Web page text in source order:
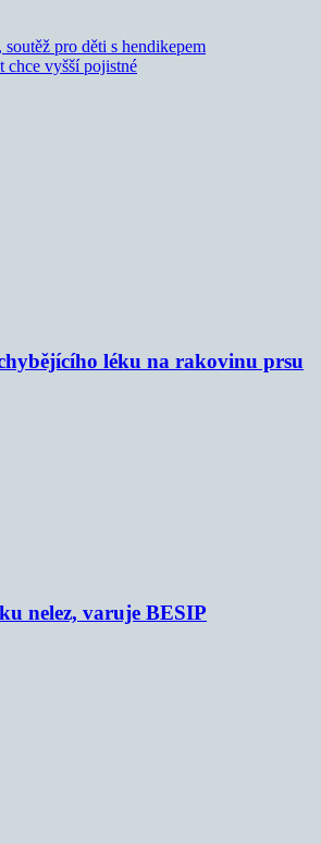
pro děti s hendikepem
chce vyšší pojistné
léku na rakovinu prsu
nelez, varuje BESIP